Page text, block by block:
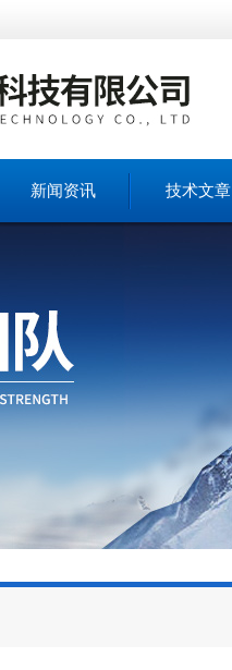
新闻资讯 技术文章